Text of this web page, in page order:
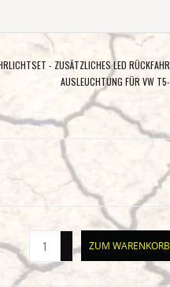
- ZUSÄTZLICHES LED
AUSLEUCHTUNG FÜR VW
ZUM